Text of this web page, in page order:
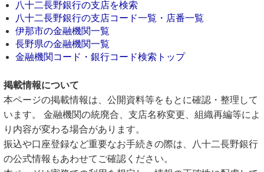
八十二長野銀行の支店を検索
八十二長野銀行の支店コード一覧・店番一覧
伊那市の金融機関一覧
長野県の金融機関一覧
金融機関コード・銀行コード検索トップ
掲載情報について
本ページの掲載情報は、公開資料等をもとに確認・整理して
います。 金融機関の統廃合、支店名称変更、組織再編等によ
り内容が変わる場合があります。
振込や口座登録など重要なお手続きの際は、八十二長野銀行
の公式情報もあわせてご確認ください。